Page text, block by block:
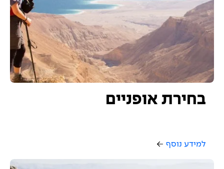
בחירת אופניים
למידע נוסף